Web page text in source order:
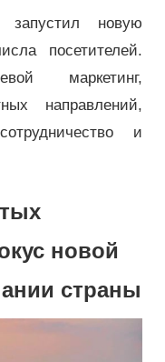
новую
посетителей.
маркетинг,
направлений,
и
новой
страны